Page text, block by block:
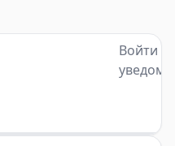
Войти